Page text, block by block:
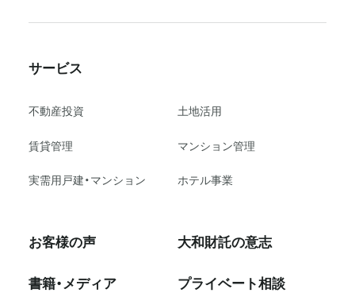
サービス
不動産投資
⼟地活⽤
賃貸管理
マンション管理
実需用戸建・マンション
ホテル事業
お客様の声
書籍・メディア
大和財託の意志
プライベート相談